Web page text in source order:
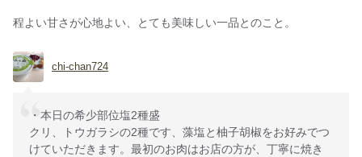
程よい甘さが心地よい、とても美味しい一品とのこと。
chi-chan724
・本日の希少部位塩2種盛
クリ、トウガラシの2種です、藻塩と柚子胡椒をお好みでつ
けていただきます。最初のお肉はお店の方が、丁寧に焼き